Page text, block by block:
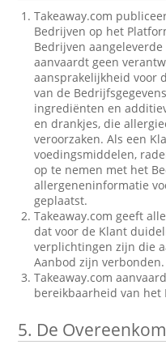
Takeaway.com
Bedrijven op het
Bedrijven
aanvaardt geen
aansprakelijkheid voor
van de
ingrediënten en
en drankjes, die
veroorzaken. Als een
voedingsmiddelen,
op te nemen met het
allergeneninformatie
geplaatst.
Takeaway.com geeft
dat voor de Klant
verplichtingen zijn die
Aanbod zijn verbonden.
Takeaway.com
bereikbaarheid van het
5. De